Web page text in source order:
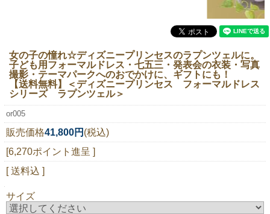
女の子の憧れ☆ディズニープリンセスのラプンツェルに。
子ども用フォーマルドレス・七五三・発表会の衣装・写真
撮影・テーマパークへのおでかけに、ギフトにも！
【送料無料】＜ディズニープリンセス フォーマルドレス
シリーズ ラプンツェル＞
or005
販売価格41,800円 (税込)
[6,270ポイント進呈 ]
[ 送料込 ]
サイズ
マイページログイン
お問い合わせ
当店は持続可能な開発目標「SDGs」を推進しています。